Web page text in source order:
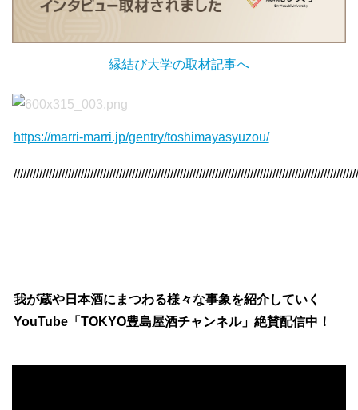
縁結び大学の取材記事へ
https://marri-marri.jp/gentry/toshimayasyuzou/
我が蔵や日本酒にまつわる様々な事象を紹介していく
YouTube「TOKYO豊島屋酒チャンネル」絶賛配信中！